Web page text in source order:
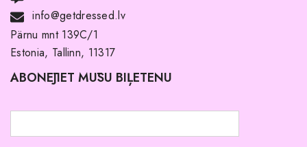
Noma ar pirkuma tiesībām
Par mums
Pirkuma noteikumi un nosacījumi
Atgriešanas politika
Līgavas družiņu kleitas
Veikali
info@getdressed.lv
Pärnu mnt 139C/1
Estonia, Tallinn, 11317
ABONĒJIET MŪSU BIĻETENU